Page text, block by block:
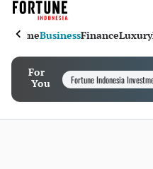
HomeBusinessFinanceLuxury
For
You
Fortune Indonesia